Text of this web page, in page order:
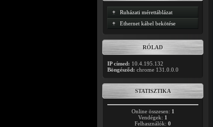
Ruházati mérettáblázat
Ethernet kábel bekötése
RÓLAD
IP címed: 10.4.195.132
Böngésződ: chrome 131.0.0.0
STATISZTIKA
Online összesen: 1
Vendégek: 1
Felhasználók: 0